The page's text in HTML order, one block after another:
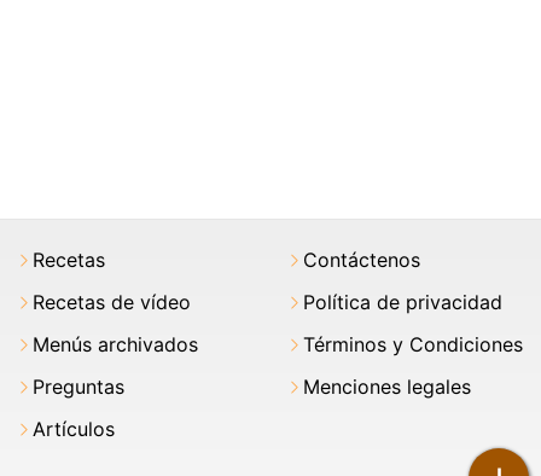
Recetas
Recetas de vídeo
Menús archivados
Preguntas
Artículos
Contáctenos
Política de privacidad
Términos y Condiciones
Menciones legales